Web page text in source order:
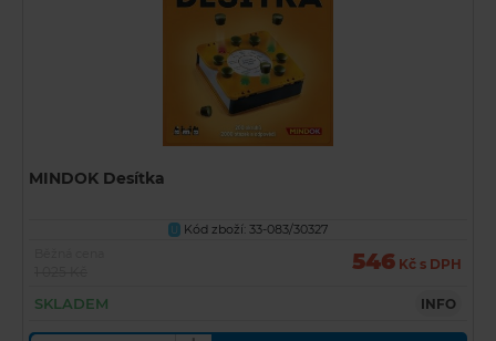
MINDOK Desítka
U
Kód zboží: 33-083/30327
546 Kč s DPH
SKLADEM INFO